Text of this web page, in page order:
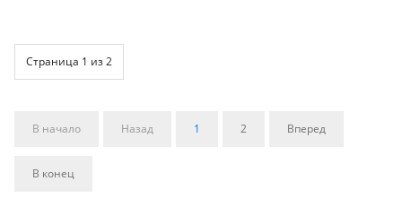
Страница 1 из 2
В начало Назад 1 2 Вперед
В конец